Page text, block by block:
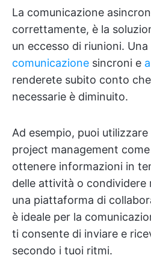
La comunicazione
correttamente, è la
un eccesso di riunioni.
comunicazione sincroni e
renderete subito conto
necessarie è diminuito.
Ad esempio, puoi
project management
ottenere informazioni in
delle attività o
una piattaforma di
è ideale per la
ti consente di inviare e
secondo i tuoi ritmi.